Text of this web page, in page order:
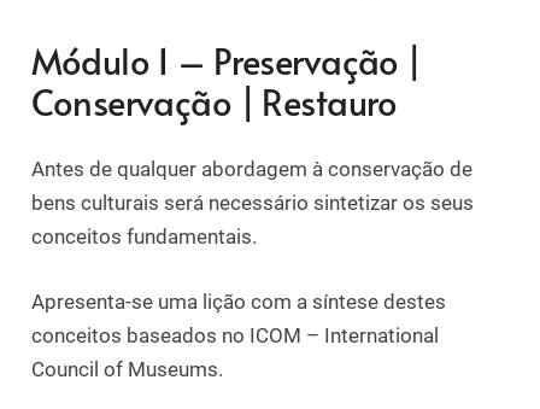
Módulo 1 – Preservação |
Conservação | Restauro
Antes de qualquer abordagem à conservação de
bens culturais será necessário sintetizar os seus
conceitos fundamentais.
Apresenta-se uma lição com a síntese destes
conceitos baseados no ICOM – International
Council of Museums.